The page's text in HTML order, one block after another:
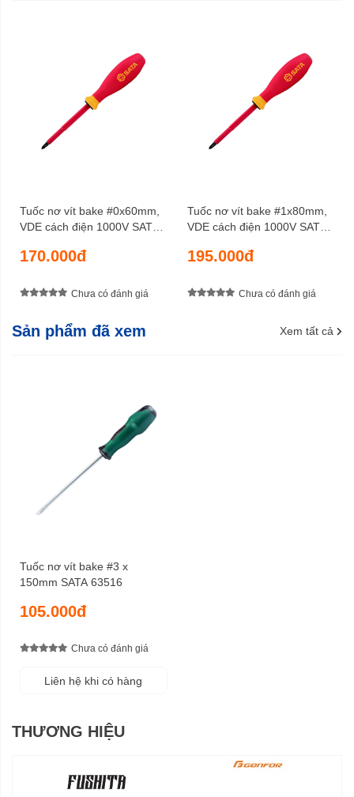
Tuốc nơ vít bake #0x60mm,
VDE cách điện 1000V SATA
170.000đ
Chưa có đánh giá
Tuốc nơ vít bake #1x80mm,
VDE cách điện 1000V SATA
195.000đ
Chưa có đánh giá
Sản phẩm đã xem Xem tất cả
Tuốc nơ vít bake #3 x
150mm SATA 63516
105.000đ
Chưa có đánh giá
Liên hệ khi có hàng
THƯƠNG HIỆU